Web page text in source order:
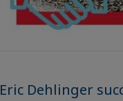
Eric Dehlinger